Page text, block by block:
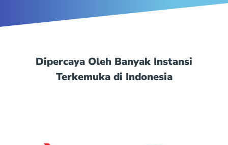
Dipercaya Oleh Banyak Instansi
Terkemuka di Indonesia